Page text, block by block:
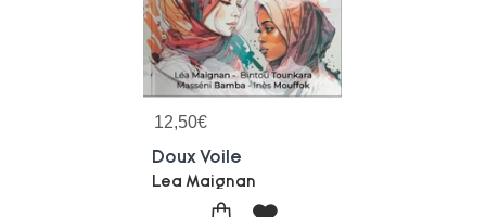
12,50€
Doux Voile
Lea Maignan